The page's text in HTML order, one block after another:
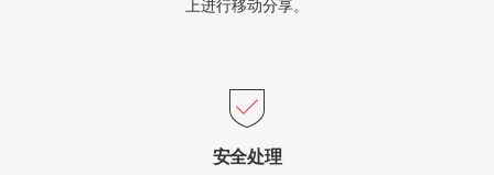
上进行移动分享。
安全处理